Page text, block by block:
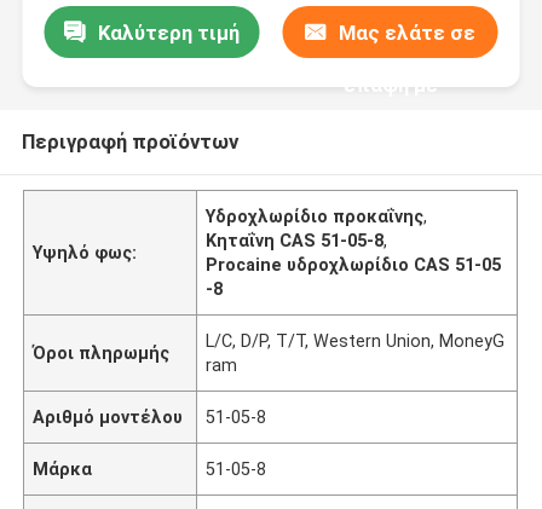
Καλύτερη τιμή Μας ελάτε σε
επαφή με
Περιγραφή προϊόντων
Υψηλό φως:
Υδροχλωρίδιο προκαΐνης,
Κηταΐνη CAS 51-05-8,
Procaine υδροχλωρίδιο CAS 51-05
-8
Όροι πληρωμής
L/C, D/P, T/T, Western Union, MoneyG
ram
Αριθμό μοντέλου 51-05-8
Μάρκα 51-05-8